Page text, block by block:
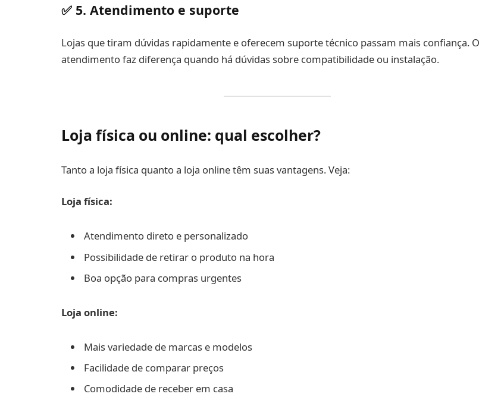
✅ 5. Atendimento e suporte
Lojas que tiram dúvidas rapidamente e oferecem suporte técnico passam mais confiança. O
atendimento faz diferença quando há dúvidas sobre compatibilidade ou instalação.
Loja física ou online: qual escolher?
Tanto a loja física quanto a loja online têm suas vantagens. Veja:
Loja física:
Atendimento direto e personalizado
Possibilidade de retirar o produto na hora
Boa opção para compras urgentes
Loja online:
Mais variedade de marcas e modelos
Facilidade de comparar preços
Comodidade de receber em casa